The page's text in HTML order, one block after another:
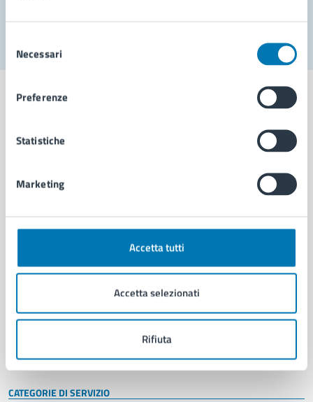
delNecessari
Preferenze
Statistiche
Marketing
Accetta tutti
Accetta selezionati
Rifiuta
Comune di Napoli
AMMINISTRAZIONE
Organi di governo
Enti e fondazioni
Personale amministrativo
Intranet, posta aziendale e protocollo
CATEGORIE DI SERVIZIO